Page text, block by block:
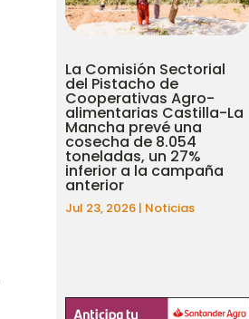
La Comisión Sectorial
del Pistacho de
Cooperativas Agro-
alimentarias Castilla-La
Mancha prevé una
cosecha de 8.054
toneladas, un 27%
inferior a la campaña
anterior
Jul 23, 2026 | Noticias